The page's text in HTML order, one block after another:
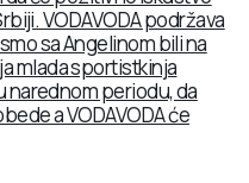
VODAVODA podržava
sa Angelinom bili na
mlada sportistkinja
narednom periodu, da
a VODAVODA će